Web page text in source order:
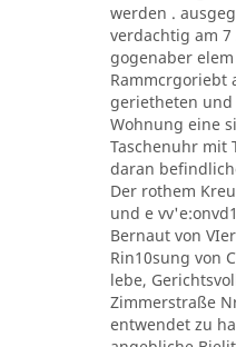
werden .
verdachtig am 7
gogenaber elem
Rammcrgoriebt
gerietheten und
Wohnung eine
Taschenuhr mit
daran
Der rothem
und e
Bernaut von
Rin10sung von
lebe,
Zimmerstraße
entwendet zu